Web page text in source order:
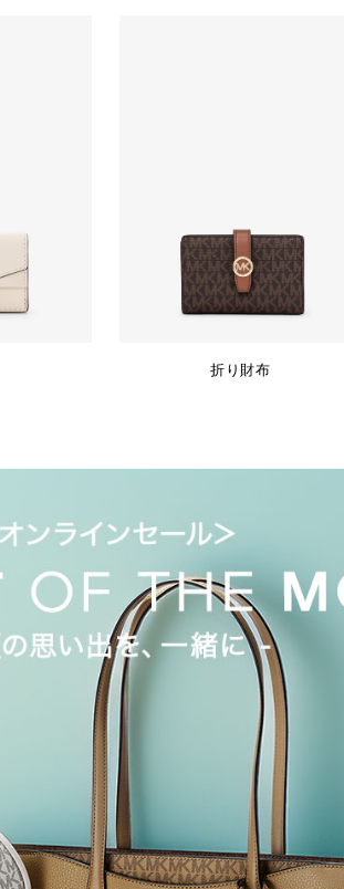
折り財布